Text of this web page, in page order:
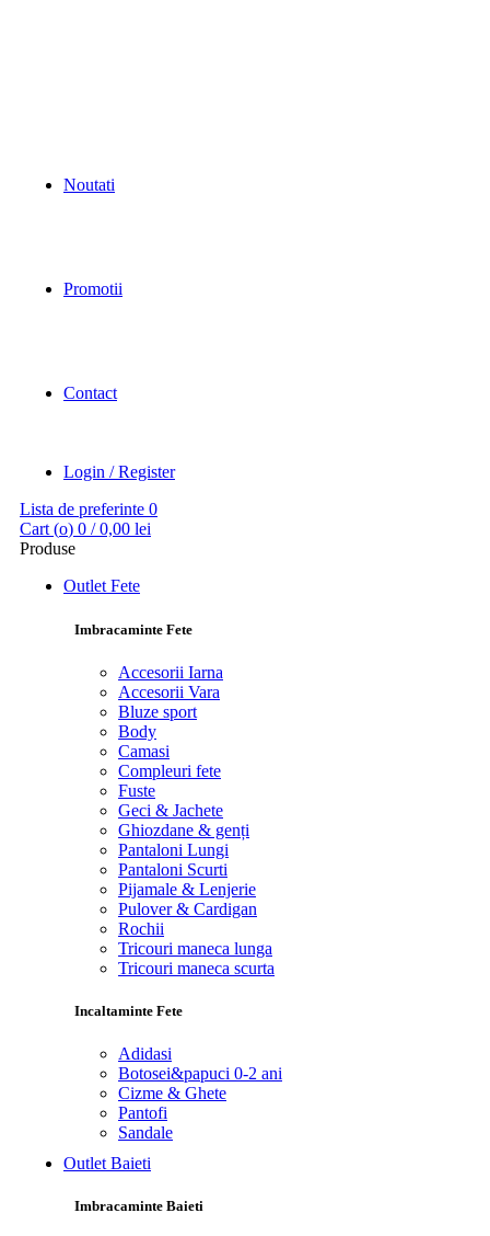
Noutati
Promotii
Contact
Login / Register
Lista de preferinte 0
Cart (o) 0 / 0,00 lei
Produse
Outlet Fete
Imbracaminte Fete
Accesorii Iarna
Accesorii Vara
Bluze sport
Body
Camasi
Compleuri fete
Fuste
Geci & Jachete
Ghiozdane & genți
Pantaloni Lungi
Pantaloni Scurti
Pijamale & Lenjerie
Pulover & Cardigan
Rochii
Tricouri maneca lunga
Tricouri maneca scurta
Incaltaminte Fete
Adidasi
Botosei&papuci 0-2 ani
Cizme & Ghete
Pantofi
Sandale
Outlet Baieti
Imbracaminte Baieti